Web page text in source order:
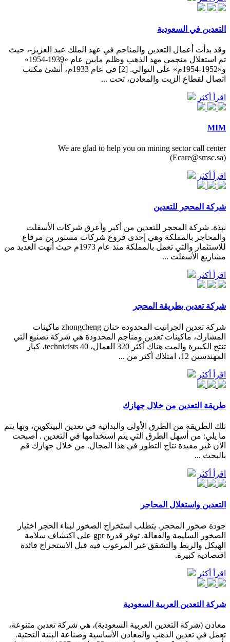
التعدين في السعودية
وقد بدأت أعمال التعدين والمناجم في عهد الملك عبد العزيز-، حيث
تم استغلال منجمي مهد الذهب وظلم مابين عام «1939-1954»
و«1952-1954م» على التوالي. [2] في عام 1933م، أُنشئ مكتب
اتصال لقطاع الزيت والمعادن، تحت ...
اقرأ أكثر
MIM
We are glad to help you on mining sector call center
(Ecare@smsc.sa)
اقرأ أكثر
شركة المحجر للتعدين
نبذة. شركة المحجر للتعدين من أكبر وأعرق شركات الأسفلت
والمحاجر بالمملكة وهي إحدى فروع شركات مستور بن مرفاع
للاستثمار والتي تعمل بالمملكة منذ عام 1973م حيث أنهت العديد من
مشاريع الأسفلت ...
اقرأ أكثر
شركة تعدين بطريقة المحجر
شركة تعدين الجرانيت المحدودة خنان zhongcheng ماكينات
المشارك، ماكينات تعدين ومناجم المحدودة هي شركة تصنيع التي
تنتج الكبيرة والمت هناك أكثر 320 العمال، 40 technicists، كبار
المهندسين 12، امتلاك أكثر من ...
اقرأ أكثر
طريقة التعدين من خلال جهازك
تلك الطريقة من الطرق الأولى والبدائية في تعدين البيتكوين، وبها يتم
ما يلي: من أسهل الطرق التي يتم استخدامها في التعدين . أصبحت
الآن غير مفيدة نتاج التطور في هذا المجال. من خلال جهازك قم
بالبحث ...
اقرأ أكثر
التعدين واستغلال المحاجر
جودة صخور المحجر. يتطلب استخراج الصخور لبناء الحجر اختيار
الصخور السليمة والفعالة. توفر قدرة gpr على اكتشاف سلامة
الهيكل والربط والتشقق غير المرغوب فيه قبل الاستخراج فائدة
اقتصادية كبيرة.
اقرأ أكثر
شركة التعدين العربية السعودية
معادن (شركة التعدين العربية السعودية)، هي شركة تعدين متنوعة،
تعمل في تعدين الذهب والمعادن الأساسية وصناعة البنية التحتية.